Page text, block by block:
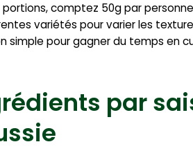
comptez 50g par
variétés pour varier les
simple pour gagner du temps en
par